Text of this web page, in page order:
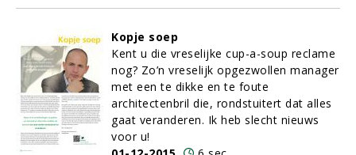
Kopje soep
Kent u die vreselijke cup-a-soup reclame
nog? Zo’n vreselijk opgezwollen manager
met een te dikke en te foute
architectenbril die, rondstuitert dat alles
gaat veranderen. Ik heb slecht nieuws
voor u!